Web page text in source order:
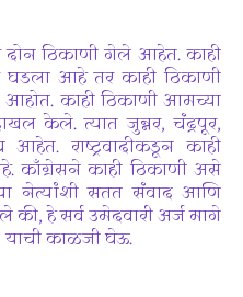
दोन ठिकाणी गेले आहेत. काही
घडला आहे तर काही ठिकाणी
काही ठिकाणी आमच्या
केले. त्यात जुन्नर, चंद्रपूर,
राष्ट्रवादीकडून काही
काही ठिकाणी असे
नेत्यांशी सतत संवाद आणि
की, हे सर्व उमेदवारी अर्ज मागे
काळजी घेऊ.